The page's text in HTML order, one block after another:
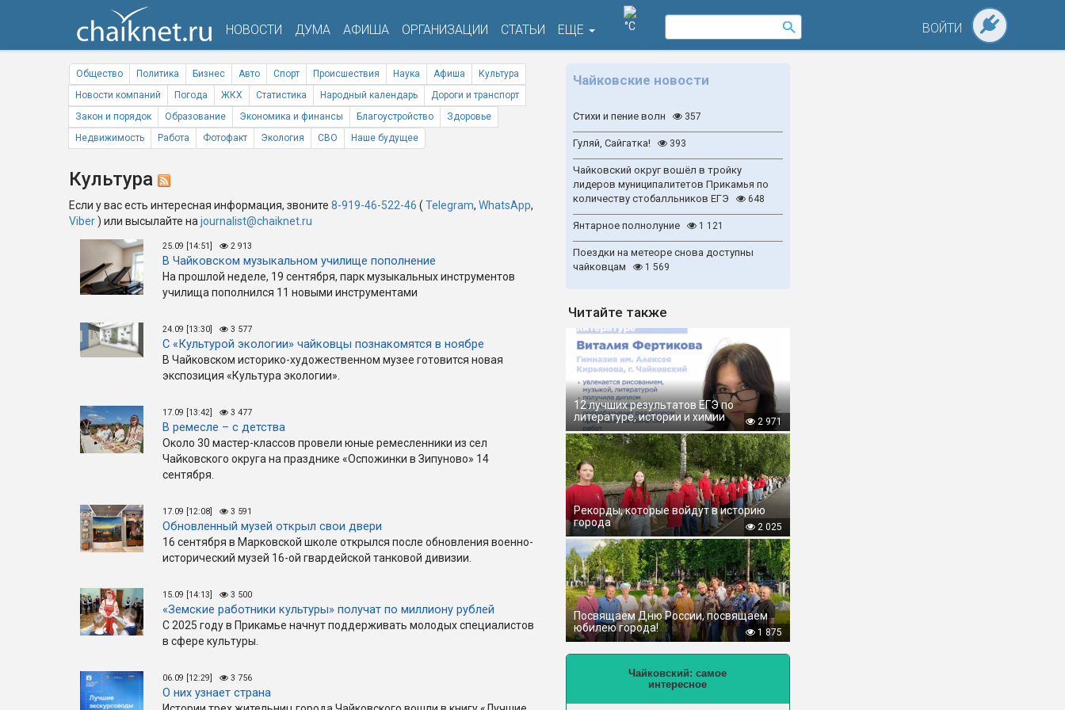
НОВОСТИ ДУМА АФИША ОРГАНИЗАЦИИ СТАТЬИ ЕЩЕ °C ВОЙТИ
Общество Политика Бизнес Авто Спорт Происшествия Наука Афиша
Культура
Новости компаний
Погода ЖКХ Статистика Народный календарь
Дороги и транспорт
Закон и порядок
Образование Экономика и финансы Благоустройство
Здоровье
Недвижимость
Работа Фотофакт Экология СВО Наше будущее
Культура
Если у вас есть интересная информация, звоните 8-919-46-522-46 ( Telegram, WhatsApp,
Viber) или высылайте на journalist@chaiknet.ru
25.09 [14:51] 2 913
В Чайковском музыкальном училище пополнение
На прошлой неделе, 19 сентября, парк музыкальных инструментов
училища пополнился 11 новыми инструментами
24.09 [13:30] 3 577
С «Культурой экологии» чайковцы познакомятся в ноябре
В Чайковском историко-художественном музее готовится новая
экспозиция «Культура экологии».
17.09 [13:42] 3 477
В ремесле – с детства
Около 30 мастер-классов провели юные ремесленники из сел
Чайковского округа на празднике «Оспожинки в Зипуново» 14
сентября.
17.09 [12:08] 3 591
Обновленный музей открыл свои двери
16 сентября в Марковской школе открылся после обновления военно-
исторический музей 16-ой гвардейской танковой дивизии.
15.09 [14:13] 3 500
«Земские работники культуры» получат по миллиону рублей
С 2025 году в Прикамье начнут поддерживать молодых специалистов
в сфере культуры.
06.09 [12:29] 3 756
О них узнает страна
Чайковские новости
Стихи и пение волн 357
Гуляй, Сайгатка! 393
Чайковский округ вошёл в тройку
лидеров муниципалитетов Прикамья по
количеству стобалльников ЕГЭ
648
Янтарное полнолуние 1 121
Поездки на метеоре снова доступны
чайковцам
1 569
Читайте также
12 лучших результатов ЕГЭ по
литературе, истории и химии
2 971
Рекорды, которые войдут в историю
города
2 025
Посвящаем Дню России, посвящаем
юбилею города!
1 875
Чайковский: самое
интересное